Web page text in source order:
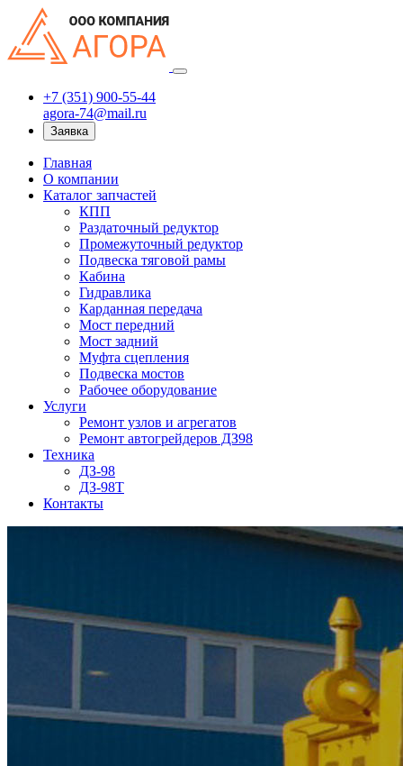
+7 (351) 900-55-44
agora-74@mail.ru
Заявка
Главная
О компании
Каталог запчастей
КПП
Раздаточный редуктор
Промежуточный редуктор
Подвеска тяговой рамы
Кабина
Гидравлика
Карданная передача
Мост передний
Мост задний
Муфта сцепления
Подвеска мостов
Рабочее оборудование
Услуги
Ремонт узлов и агрегатов
Ремонт автогрейдеров ДЗ98
Техника
ДЗ-98
ДЗ-98Т
Контакты